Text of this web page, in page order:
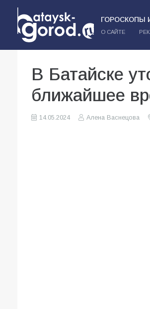
ГОРОСКОПЫ
О САЙТЕ
В Батайске
ближайшее
14.05.2024 Алена Васнецова